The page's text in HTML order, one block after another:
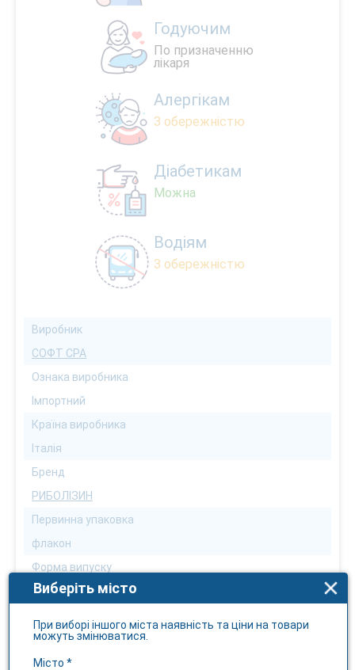
Годуючим
По призначенню
лікаря
Алергікам
З обережністю
Діабетикам
Можна
Водіям
З обережністю
Виробник
СОФТ СРА
Ознака виробника
Імпортний
Країна виробника
Італія
Бренд
РИБОЛІЗИН
Первинна упаковка
флакон
Форма випуску
краплі
8
Діюча речовина
Виберіть місто
При виборі іншого міста наявність та ціни на товари
можуть змінюватися.
Місто *